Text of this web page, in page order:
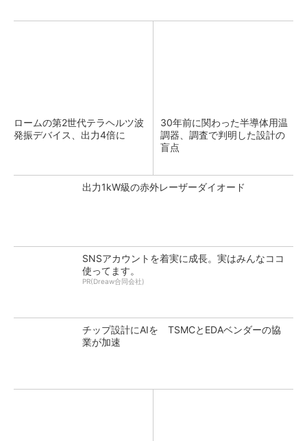
ロームの第2世代テラヘルツ波
発振デバイス、出力4倍に
30年前に関わった半導体用温
調器、調査で判明した設計の
盲点
出力1kW級の赤外レーザーダイオード
SNSアカウントを着実に成長。実はみんなココ
使ってます。
PR(Dreaw合同会社)
チップ設計にAIを TSMCとEDAベンダーの協
業が加速